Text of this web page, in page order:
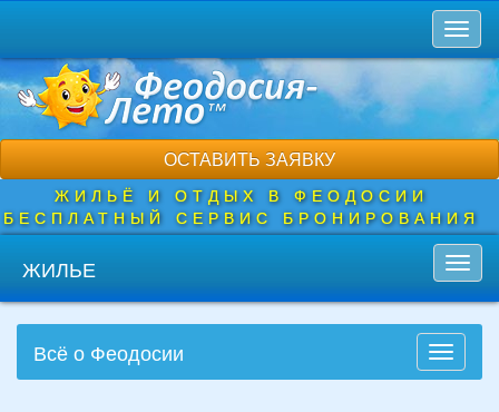
основному
содержанию
ОСТАВИТЬ ЗАЯВКУ
ЖИЛЬЁ И ОТДЫХ В ФЕОДОСИИ
БЕСПЛАТНЫЙ СЕРВИС БРОНИРОВАНИЯ
ЖИЛЬЕ
Toggle
Всё о Феодосии